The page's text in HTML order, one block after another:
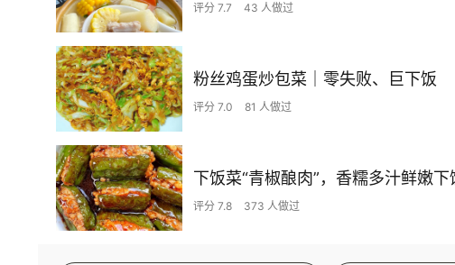
评分 7.7 43 人做过
粉丝鸡蛋炒包菜｜零失败、巨下饭
评分 7.0 81 人做过
下饭菜“青椒酿肉”，香糯多汁鲜嫩下
评分 7.8 373 人做过